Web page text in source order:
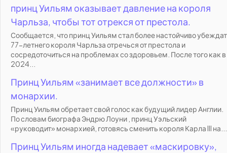
принц Уильям оказывает давление на короля
Чарльза, чтобы тот отрекся от престола.
Сообщается, что принц Уильям стал более настойчиво
77-летнего короля Чарльза отречься от престола и
сосредоточиться на проблемах со здоровьем. После того как в
2024...
Принц Уильям «занимает все должности» в
монархии.
Принц Уильям обретает свой голос как будущий лидер Англии.
По словам биографа Эндрю Лоуни , принц Уэльский
«руководит» монархией, готовясь сменить короля Карла III на...
Принц Уильям иногда надевает «маскировку»,